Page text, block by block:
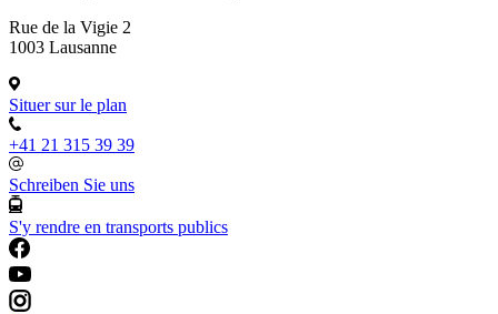
Rue de la Vigie 2
1003 Lausanne
Situer sur le plan
+41 21 315 39 39
Schreiben Sie uns
S'y rendre en transports publics